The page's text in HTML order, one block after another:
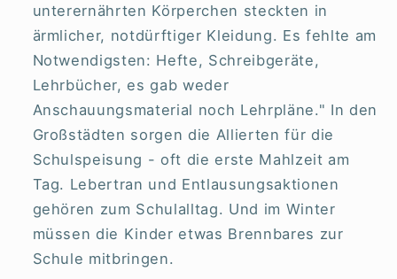
unterernährten Körperchen steckten in
ärmlicher, notdürftiger Kleidung. Es fehlte am
Notwendigsten: Hefte, Schreibgeräte,
Lehrbücher, es gab weder
Anschauungsmaterial noch Lehrpläne." In den
Großstädten sorgen die Allierten für die
Schulspeisung - oft die erste Mahlzeit am
Tag. Lebertran und Entlausungsaktionen
gehören zum Schulalltag. Und im Winter
müssen die Kinder etwas Brennbares zur
Schule mitbringen.